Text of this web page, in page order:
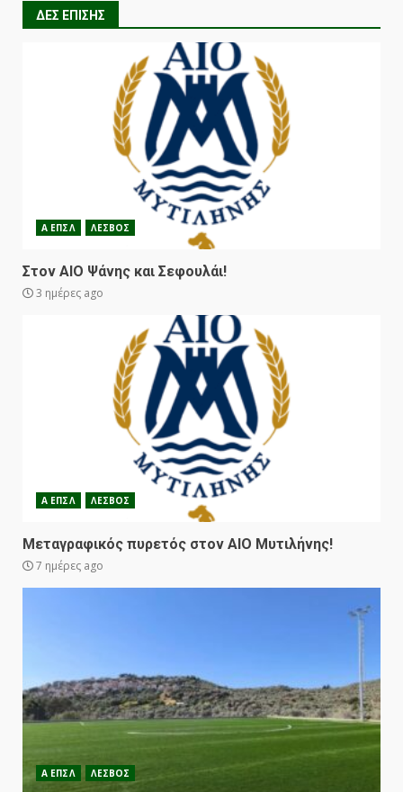
ΔΕΣ ΕΠΙΣΗΣ
Α ΕΠΣΛ ΛΕΣΒΟΣ
Στον ΑΙΟ Ψάνης και Σεφουλάι!
3 ημέρες ago
Α ΕΠΣΛ ΛΕΣΒΟΣ
Μεταγραφικός πυρετός στον ΑΙΟ Μυτιλήνης!
7 ημέρες ago
Α ΕΠΣΛ ΛΕΣΒΟΣ